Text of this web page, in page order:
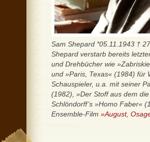
Sam Shepard *05.11.1943 †
Shepard verstarb bereits
und Drehbücher wie
und »Paris, Texas« (1984) für
Schauspieler, u.a. mit seiner
(1982), »Der Stoff aus dem
Schlöndorff’s »Homo Faber«
Ensemble-Film »August,